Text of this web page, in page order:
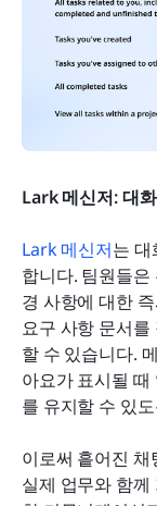
Lark 메신저: 대
Lark 메신저는 대
합니다. 팀원들
경 사항에 대한
요구 사항 문서를
할 수 있습니다.
아요가 표시될
를 유지할 수 있
이로써 흩어진
실제 업무와 함